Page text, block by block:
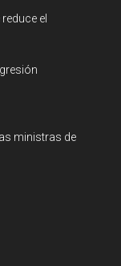
el
ministras de